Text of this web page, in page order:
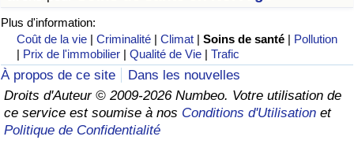
Plus d'information:
Coût de la vie |Criminalité |Climat |Soins de santé | Pollution
| Prix de l'immobilier |Qualité de Vie |Trafic
À propos de ce site
Dans les nouvelles
Droits d'Auteur © 2009-2026 Numbeo. Votre utilisation de
ce service est soumise à nos Conditions d'Utilisation et
Politique de Confidentialité
Indice du coût de la vie par pays
à Akaba
Indice des Prix de l'immobilier par Pays
Indice de qualité de vie par pays
Criminalité
Indice de Criminalité (Actuel)
Indice de Criminalité